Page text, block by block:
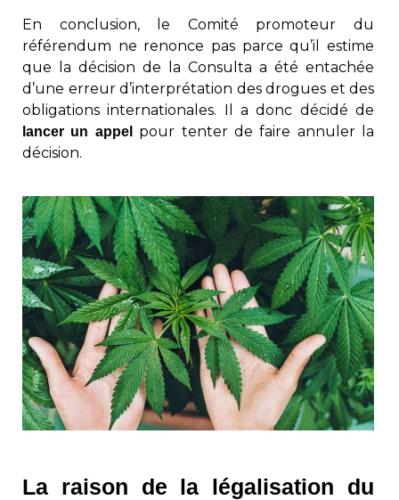
En conclusion, le Comité promoteur du
référendum ne renonce pas parce qu’il estime
que la décision de la Consulta a été entachée
d’une erreur d’interprétation des drogues et des
obligations internationales. Il a donc décidé de
lancer un appel pour tenter de faire annuler la
décision.
La raison de la légalisation du